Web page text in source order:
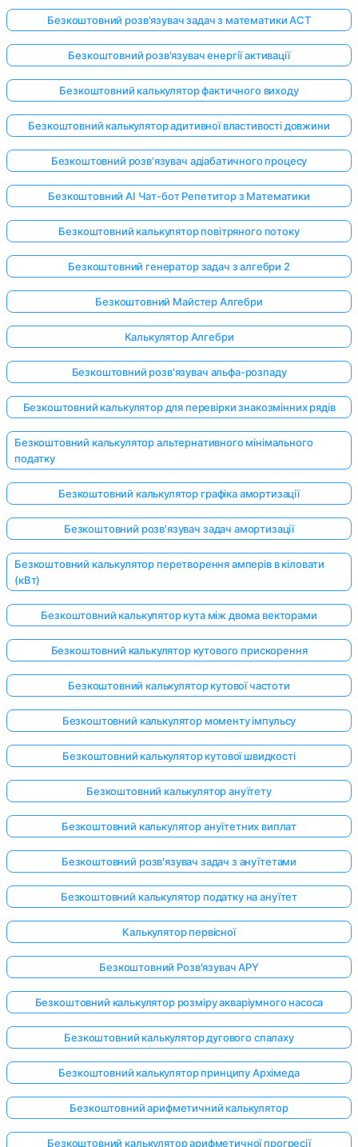
Безкоштовний розв'язувач задач з математики ACT
Безкоштовний розв'язувач енергії активації
Безкоштовний калькулятор фактичного виходу
Безкоштовний калькулятор адитивної властивості довжини
Безкоштовний розв'язувач адіабатичного процесу
Безкоштовний AI Чат-бот Репетитор з Математики
Безкоштовний калькулятор повітряного потоку
Безкоштовний генератор задач з алгебри 2
Безкоштовний Майстер Алгебри
Калькулятор Алгебри
Безкоштовний розв'язувач альфа-розпаду
Безкоштовний калькулятор для перевірки знакозмінних рядів
Безкоштовний калькулятор альтернативного мінімального
податку
Безкоштовний калькулятор графіка амортизації
Безкоштовний розв'язувач задач амортизації
Безкоштовний калькулятор перетворення амперів в кіловати
(кВт)
Безкоштовний калькулятор кута між двома векторами
Безкоштовний калькулятор кутового прискорення
Безкоштовний калькулятор кутової частоти
Безкоштовний калькулятор моменту імпульсу
Безкоштовний калькулятор кутової швидкості
Безкоштовний калькулятор ануїтету
Безкоштовний калькулятор ануїтетних виплат
Безкоштовний розв'язувач задач з ануїтетами
Безкоштовний калькулятор податку на ануїтет
Калькулятор первісної
Безкоштовний Розв'язувач APY
Безкоштовний калькулятор розміру акваріумного насоса
Безкоштовний калькулятор дугового спалаху
Безкоштовний калькулятор принципу Архімеда
Безкоштовний арифметичний калькулятор
Безкоштовний калькулятор арифметичної прогресії